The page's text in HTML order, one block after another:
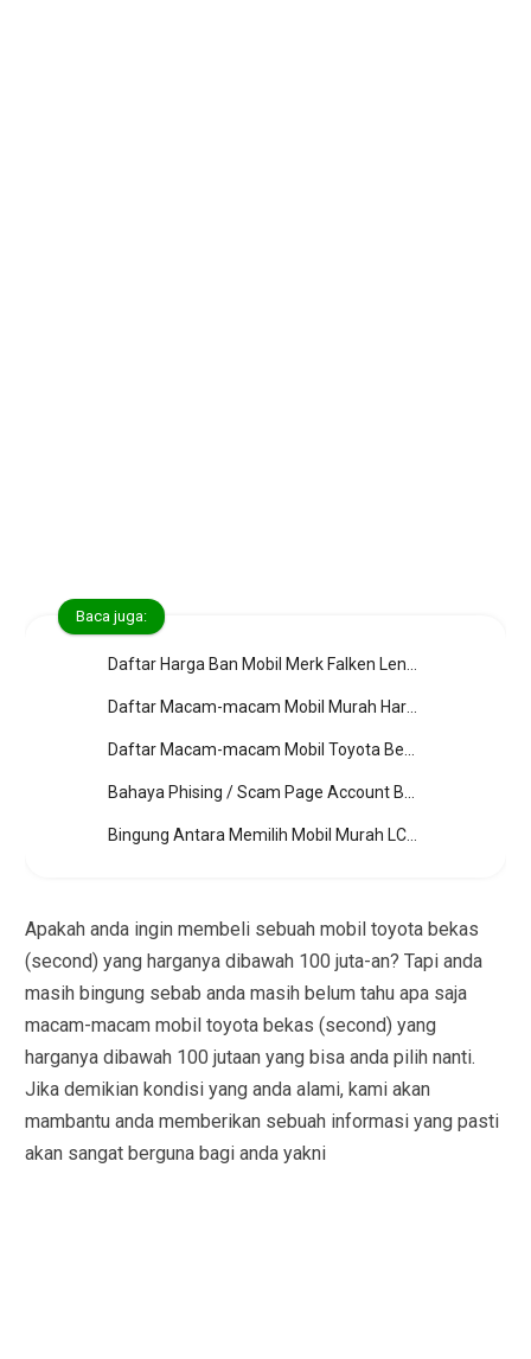
Baca juga:
Apakah anda ingin membeli sebuah mobil toyota bekas
(second) yang harganya dibawah 100 juta-an? Tapi anda
masih bingung sebab anda masih belum tahu apa saja
macam-macam mobil toyota bekas (second) yang
harganya dibawah 100 jutaan yang bisa anda pilih nanti.
Jika demikian kondisi yang anda alami, kami akan
mambantu anda memberikan sebuah informasi yang pasti
akan sangat berguna bagi anda yakni